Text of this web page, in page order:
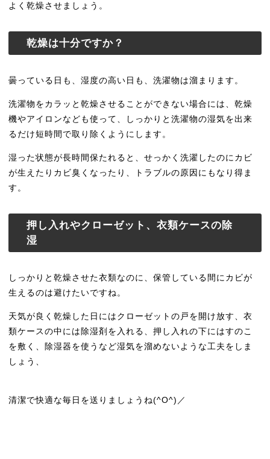
よく乾燥させましょう。
乾燥は十分ですか？
曇っている日も、湿度の高い日も、洗濯物は溜まります。
洗濯物をカラッと乾燥させることができない場合には、乾燥
機やアイロンなども使って、しっかりと洗濯物の湿気を出来
るだけ短時間で取り除くようにします。
湿った状態が長時間保たれると、せっかく洗濯したのにカビ
が生えたりカビ臭くなったり、トラブルの原因にもなり得ま
す。
押し入れやクローゼット、衣類ケースの除
湿
しっかりと乾燥させた衣類なのに、保管している間にカビが
生えるのは避けたいですね。
天気が良く乾燥した日にはクローゼットの戸を開け放す、衣
類ケースの中には除湿剤を入れる、押し入れの下にはすのこ
を敷く、除湿器を使うなど湿気を溜めないような工夫をしま
しょう、
清潔で快適な毎日を送りましょうね(^O^)／